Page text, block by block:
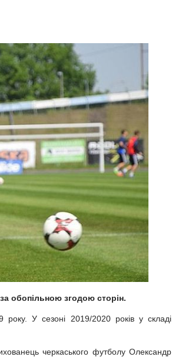
обопільною згодою сторін.
У сезоні 2019/2020 років у складі
черкаського футболу Олександр